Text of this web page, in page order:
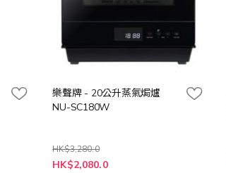
樂聲牌 - 20公升蒸氣焗爐
NU-SC180W
HK$3,280.0
特
HK$2,080.0